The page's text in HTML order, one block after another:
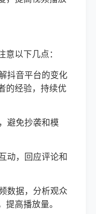
意以下几点：
抖音平台的变化
的经验，持续优
避免抄袭和模
动，回应评论和
数据，分析观众
提高播放量。